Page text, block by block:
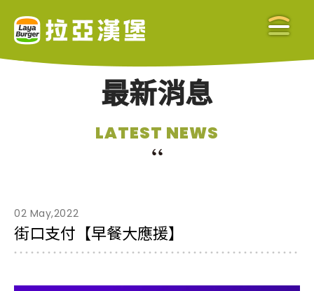
ABOUT US
門市查詢
最新消息
LATEST NEWS
02 May,2022
街口支付【早餐大應援】